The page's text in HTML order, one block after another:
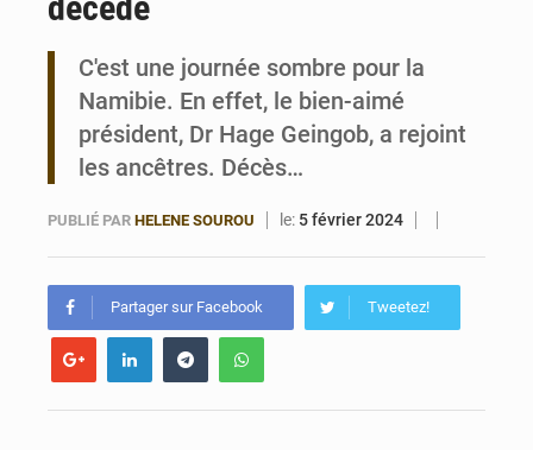
Bénin : Le CEG La Verdure de Ouèdo fait sa mue pour la rentrée
C'est une journée sombre pour la
Namibie. En effet, le bien-aimé
président, Dr Hage Geingob, a rejoint
les ancêtres. Décès…
PUBLIÉ PAR HELENE SOUROU le: 5 février 2024
Partager sur Facebook Tweetez!